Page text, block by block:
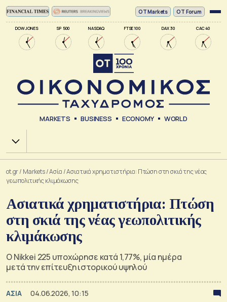
DOW JONES SP 500 NASDAQ FTSE 100 DAX 30 CAC 40
ΟΤ Markets OT Forum
MARKETS BUSINESS ECONOMY WORLD
Χ.Α.
ot.gr/ Markets/Ασία /Ασιατικά χρηματιστήρια: Πτώση στη σκιά της νέας
γεωπολιτικής κλιμάκωσης
Ασιατικά χρηματιστήρια: Πτώση
στη σκιά της νέας γεωπολιτικής
κλιμάκωσης
Ο Nikkei 225 υποχώρησε κατά 1,77%, μία ημέρα
μετά την επίτευξη ιστορικού υψηλού
ΑΣΙΑ 04.06.2026, 10:15